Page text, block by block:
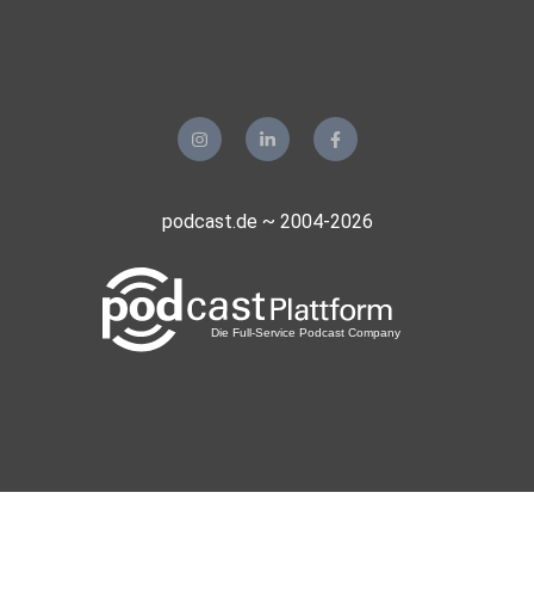
podcast.de ~ 2004-2026